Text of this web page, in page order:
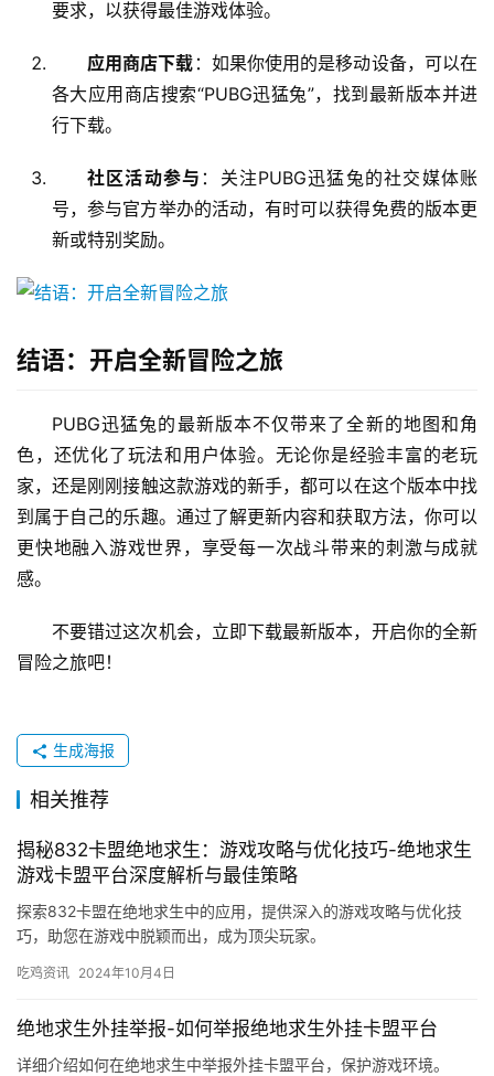
要求，以获得最佳游戏体验。
应用商店下载 ：如果你使用的是移动设备，可以在
各大应用商店搜索“PUBG迅猛兔”，找到最新版本并进
行下载。
社区活动参与 ：关注PUBG迅猛兔的社交媒体账
号，参与官方举办的活动，有时可以获得免费的版本更
新或特别奖励。
结语：开启全新冒险之旅
PUBG迅猛兔的最新版本不仅带来了全新的地图和角
色，还优化了玩法和用户体验。无论你是经验丰富的老玩
家，还是刚刚接触这款游戏的新手，都可以在这个版本中找
到属于自己的乐趣。通过了解更新内容和获取方法，你可以
更快地融入游戏世界，享受每一次战斗带来的刺激与成就
感。
不要错过这次机会，立即下载最新版本，开启你的全新
冒险之旅吧！
生成海报
相关推荐
揭秘832卡盟绝地求生：游戏攻略与优化技巧-绝地求生
游戏卡盟平台深度解析与最佳策略
探索832卡盟在绝地求生中的应用，提供深入的游戏攻略与优化技
巧，助您在游戏中脱颖而出，成为顶尖玩家。
吃鸡资讯 2024年10月4日
绝地求生外挂举报-如何举报绝地求生外挂卡盟平台
详细介绍如何在绝地求生中举报外挂卡盟平台，保护游戏环境。